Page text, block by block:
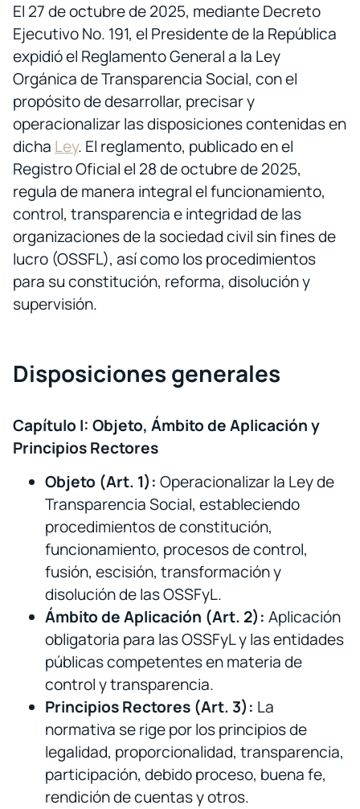
El 27 de octubre de 2025, mediante Decreto
Ejecutivo No. 191, el Presidente de la República
expidió el Reglamento General a la Ley
Orgánica de Transparencia Social, con el
propósito de desarrollar, precisar y
operacionalizar las disposiciones contenidas en
dicha Ley. El reglamento, publicado en el
Registro Oficial el 28 de octubre de 2025,
regula de manera integral el funcionamiento,
control, transparencia e integridad de las
organizaciones de la sociedad civil sin fines de
lucro (OSSFL), así como los procedimientos
para su constitución, reforma, disolución y
supervisión.
Disposiciones generales
Capítulo I: Objeto, Ámbito de Aplicación y
Principios Rectores
Objeto (Art. 1): Operacionalizar la Ley de
Transparencia Social, estableciendo
procedimientos de constitución,
funcionamiento, procesos de control,
fusión, escisión, transformación y
disolución de las OSSFyL.
Ámbito de Aplicación (Art. 2): Aplicación
obligatoria para las OSSFyL y las entidades
públicas competentes en materia de
control y transparencia.
Principios Rectores (Art. 3): La
normativa se rige por los principios de
legalidad, proporcionalidad, transparencia,
participación, debido proceso, buena fe,
rendición de cuentas y otros.